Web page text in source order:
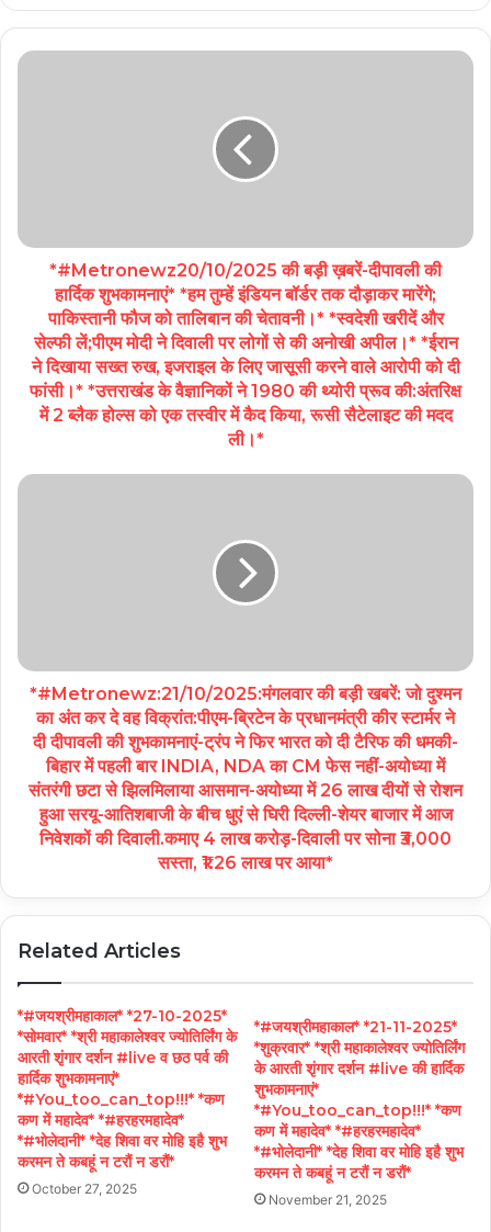
*#Metronewz20/10/2025 की बड़ी ख़बरें-दीपावली की
हार्दिक शुभकामनाएं* *हम तुम्‍हें इंडियन बॉर्डर तक दौड़ाकर मारेंगे;
पाकिस्तानी फौज को ताल‍िबान की चेतावनी।* *स्वदेशी खरीदें और
सेल्फी लें;पीएम मोदी ने दिवाली पर लोगों से की अनोखी अपील।* *ईरान
ने दिखाया सख्त रुख, इजराइल के लिए जासूसी करने वाले आरोपी को दी
फांसी।* *उत्तराखंड के वैज्ञानिकों ने 1980 की थ्योरी प्रूव की:अंतरिक्ष
में 2 ब्लैक होल्स को एक तस्वीर में कैद किया, रूसी सैटेलाइट की मदद
ली।*
*#Metronewz:21/10/2025:मंगलवार की बड़ी खबरें: जो दुश्मन
का अंत कर दे वह विक्रांत:पीएम-ब्रिटेन के प्रधानमंत्री कीर स्टार्मर ने
दी दीपावली की शुभकामनाएं-ट्रंप ने फिर भारत को दी टैरिफ की धमकी-
बिहार में पहली बार INDIA, NDA का CM फेस नहीं-अयोध्या में
संतरंगी छटा से झिलमिलाया आसमान-अयोध्या में 26 लाख दीयों से रोशन
हुआ सरयू-आतिशबाजी के बीच धुएं से घिरी दिल्ली-शेयर बाजार में आज
निवेशकों की दिवाली.कमाए 4 लाख करोड़-दिवाली पर सोना ₹3,000
सस्ता, ₹1.26 लाख पर आया*
Related Articles
*#जयश्रीमहाकाल* *27-10-2025*
*सोमवार* *श्री महाकालेश्वर ज्योतिर्लिंग के
आरती शृंगार दर्शन #live व छठ पर्व की
हार्दिक शुभकामनाएं*
*#You_too_can_top!!!* *कण
कण में महादेव* *#हरहरमहादेव*
*#भोलेदानी* *देह शिवा वर मोहि इहै शुभ
करमन ते कबहूं न टरौं न डरौं*
October 27, 2025
*#जयश्रीमहाकाल* *21-11-2025*
*शुक्रवार* *श्री महाकालेश्वर ज्योतिर्लिंग
के आरती शृंगार दर्शन #live की हार्दिक
शुभकामनाएं*
*#You_too_can_top!!!* *कण
कण में महादेव* *#हरहरमहादेव*
*#भोलेदानी* *देह शिवा वर मोहि इहै शुभ
करमन ते कबहूं न टरौं न डरौं*
November 21, 2025